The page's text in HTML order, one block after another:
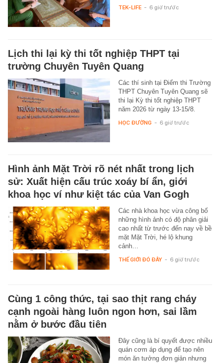
TEK-LIFE - 6 giờ trước
Lịch thi lại kỳ thi tốt nghiệp THPT tại
trường Chuyên Tuyên Quang
Các thí sinh tại Điểm thi Trường
THPT Chuyên Tuyên Quang sẽ
thi lại Kỳ thi tốt nghiệp THPT
năm 2026 từ ngày 13-15/8.
HỌC ĐƯỜNG - 6 giờ trước
Hình ảnh Mặt Trời rõ nét nhất trong lịch
sử: Xuất hiện cấu trúc xoáy bí ẩn, giới
khoa học ví như kiệt tác của Van Gogh
Các nhà khoa học vừa công bố
những hình ảnh có độ phân giải
cao nhất từ trước đến nay về bề
mặt Mặt Trời, hé lộ khung
cảnh…
THẾ GIỚI ĐÓ ĐÂY - 6 giờ trước
Cùng 1 công thức, tại sao thịt rang cháy
cạnh ngoài hàng luôn ngon hơn, sai lầm
nằm ở bước đầu tiên
Đây cũng là bí quyết được nhiều
quán cơm áp dụng để tạo nên
món ăn tưởng đơn giản nhưng